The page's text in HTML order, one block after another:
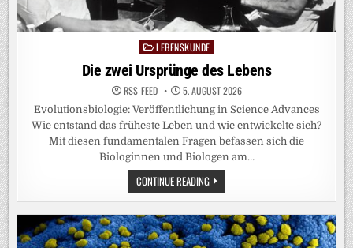
Posted
in
LEBENSKUNDE
Die zwei Ursprünge des Lebens
RSS-FEED 5. AUGUST 2026
Evolutionsbiologie: Veröffentlichung in Science Advances
Wie entstand das früheste Leben und wie entwickelte sich?
Mit diesen fundamentalen Fragen befassen sich die
Biologinnen und Biologen am…
CONTINUE READINGDIE
ZWEI
URSPRÜNGE
DES
LEBENS